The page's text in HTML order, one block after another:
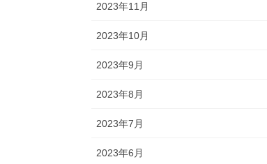
2023年11月
2023年10月
2023年9月
2023年8月
2023年7月
2023年6月